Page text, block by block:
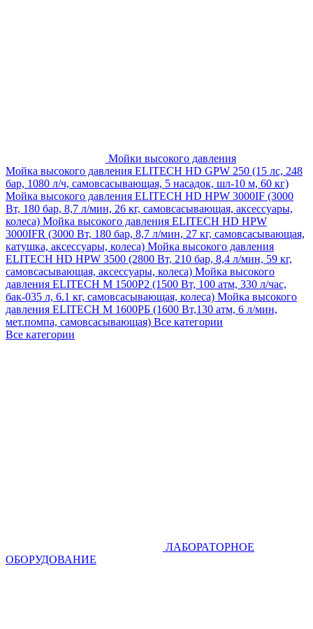
Мойки высокого давления
Мойка высокого давления ELITECH HD GPW 250 (15 лс, 248
бар, 1080 л/ч, самовсасывающая, 5 насадок, шл-10 м, 60 кг)
Мойка высокого давления ELITECH HD HPW 3000IF (3000
Вт, 180 бар, 8,7 л/мин, 26 кг, самовсасывающая, аксессуары,
колеса) Мойка высокого давления ELITECH HD HPW
3000IFR (3000 Вт, 180 бар, 8,7 л/мин, 27 кг, самовсасывающая,
катушка, аксессуары, колеса) Мойка высокого давления
ELITECH HD HPW 3500 (2800 Вт, 210 бар, 8,4 л/мин, 59 кг,
самовсасывающая, аксессуары, колеса) Мойка высокого
давления ELITECH M 1500P2 (1500 Вт, 100 атм, 330 л/час,
бак-035 л, 6.1 кг, самовсасывающая, колеса) Мойка высокого
давления ELITECH М 1600РБ (1600 Вт,130 атм, 6 л/мин,
мет.помпа, самовсасывающая) Все категории
Все категории
ЛАБОРАТОРНОЕ
ОБОРУДОВАНИЕ